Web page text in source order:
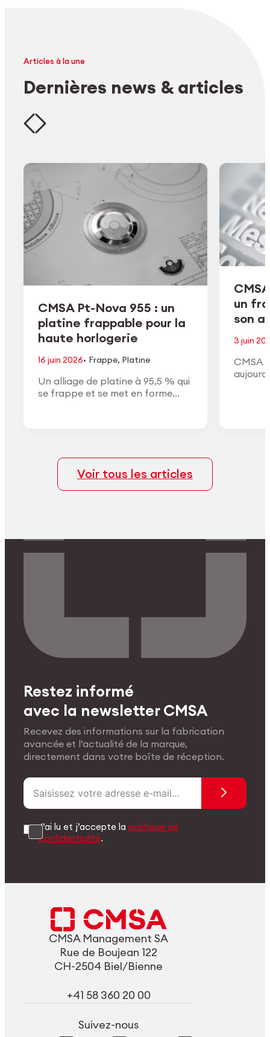
Articles à la une
Dernières news & articles
CMSA Pt-Nova 955 : un
platine frappable pour la
haute horlogerie
16 juin 2026· Frappe, Platine
Un alliage de platine à 95,5 % qui
se frappe et se met en forme
un
son
3 juin
CMSA
Voir tous les articles
Restez informé
avec la newsletter CMSA
Recevez des informations sur la fabrication
avancée et l’actualité de la marque,
directement dans votre boîte de réception.
J’ai lu et j’accepte lapolitique de
confidentialité.
CMSA Management SA
Rue de Boujean 122
CH-2504 Biel/Bienne
+41 58 360 20 00
Suivez-nous